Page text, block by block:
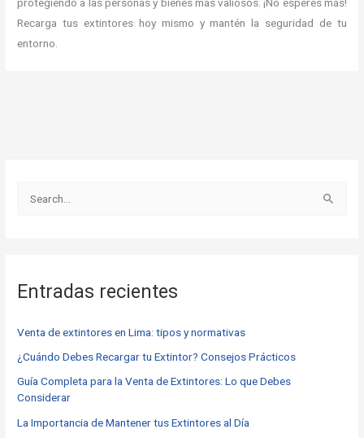
Recarga tus extintores hoy mismo y mantén la seguridad de tu
entorno.
a
p
o
r
:
Entradas recientes
Venta de extintores en Lima: tipos y normativas
¿Cuándo Debes Recargar tu Extintor? Consejos Prácticos
Guía Completa para la Venta de Extintores: Lo que Debes
Considerar
La Importancia de Mantener tus Extintores al Día